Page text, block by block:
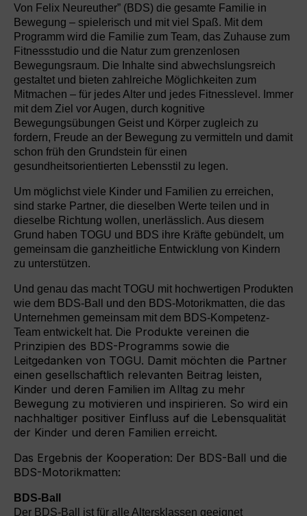
Von Felix Neureuther” (BDS) die gesamte Familie in
Bewegung – spielerisch und mit viel Spaß. Mit dem
Programm wird die Familie zum Team, das Zuhause zum
Fitnessstudio und die Natur zum grenzenlosen
Bewegungsraum. Die Inhalte sind abwechslungsreich
gestaltet und bieten zahlreiche Möglichkeiten zum
Mitmachen – für jedes Alter und jedes Fitnesslevel. Immer
mit dem Ziel vor Augen, durch kognitive
Bewegungsübungen Geist und Körper zugleich zu
fordern, Freude an der Bewegung zu vermitteln und damit
schon früh den Grundstein für einen
gesundheitsorientierten Lebensstil zu legen.
Um möglichst viele Kinder und Familien zu erreichen,
sind starke Partner, die dieselben Werte teilen und in
dieselbe Richtung wollen, unerlässlich. Aus diesem
Grund haben TOGU und BDS ihre Kräfte gebündelt, um
gemeinsam die ganzheitliche Entwicklung von Kindern
zu unterstützen.
Und genau das macht TOGU mit hochwertigen Produkten
wie dem BDS-Ball und den BDS-Motorikmatten, die das
Unternehmen gemeinsam mit dem BDS-Kompetenz-
Team entwickelt hat. Die Produkte vereinen die
Prinzipien des BDS-Programms sowie die
Leitgedanken von TOGU. Damit möchten die Partner
einen gesellschaftlich relevanten Beitrag leisten,
Kinder und deren Familien im Alltag zu mehr
Bewegung zu motivieren und inspirieren. So wird ein
nachhaltiger positiver Einfluss auf die Lebensqualität
der Kinder und deren Familien erreicht.
Das Ergebnis der Kooperation: Der BDS-Ball und die
BDS-Motorikmatten:
BDS-Ball
Der BDS-Ball ist für alle Altersklassen geeignet